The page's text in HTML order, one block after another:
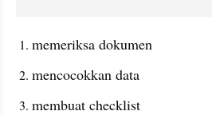
memeriksa dokumen
mencocokkan data
membuat checklist